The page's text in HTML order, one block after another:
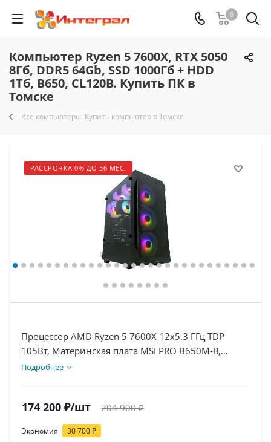
0
Компьютер Ryzen 5 7600X, RTX 5050
8Гб, DDR5 64Gb, SSD 1000Гб + HDD
1Тб, B650, CL120B. Купить ПК в
Томске
Все компьютеры. Купить компьютер в Томске
РАССРОЧКА 0% ДО 36 МЕС.
Процессор AMD Ryzen 5 7600X 12x5.3 ГГц TDP
105Вт, Материнская плата MSI PRO B650M-B,
Видеокарта RTX 5050 8Гб, Память DDR5 64Gb,
Подробнее
174 200 ₽/шт 204 900₽
Экономия 30 700₽